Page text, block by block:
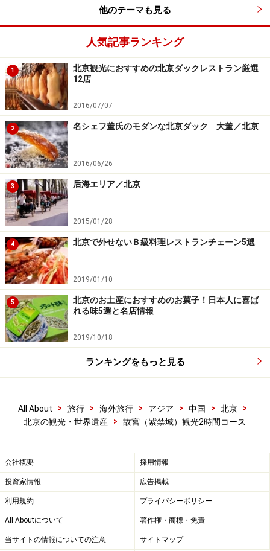
明代は式典が行われる際の皇帝の着替えの間として使わ
れていた。清代に入ると科挙の最終試験である殿試の会
場としても使われた。
6 乾清門（明永楽期創設）
乾清門
瑠璃照壁という装飾が特徴的な内廷の正門。清代、皇帝
はここで政務の報告を受けたり、採決を下したりしてい
た。現在は売店やカフェなどの休憩所がある。
7 乾清宮（清嘉慶期創設）
乾清宮の玉座
ここから坤寧宮までが内廷のメインスポット。明代から
移ると、日常の政務を行なったり、宴会が開かれたりす
の額に、皇位継承者の名を収めた箱が隠されたとされ
る。
8 交泰殿（清嘉慶期創設）
交泰殿
他のテーマも見る
人気記事ランキング
1
北京観光におすすめの北京ダックレストラン厳選
12店
2016/07/07
2 名シェフ董氏のモダンな北京ダック 大董／北京
2016/06/26
3 后海エリア／北京
2015/01/28
4 北京で外せないＢ級料理レストランチェーン5選
2019/01/10
5
北京のお土産におすすめのお菓子！日本人に喜ば
れる味5選と名店情報
2019/10/18
ランキングをもっと見る
All About > 旅行 > 海外旅行 > アジア > 中国 > 北京
>
北京の観光・世界遺産
> 故宮（紫禁城）観光2時間コース
会社概要 採用情報
投資家情報 広告掲載
利用規約 プライバシーポリシー
All Aboutについて 著作権・商標・免責
当サイトの情報についての注意 サイトマップ